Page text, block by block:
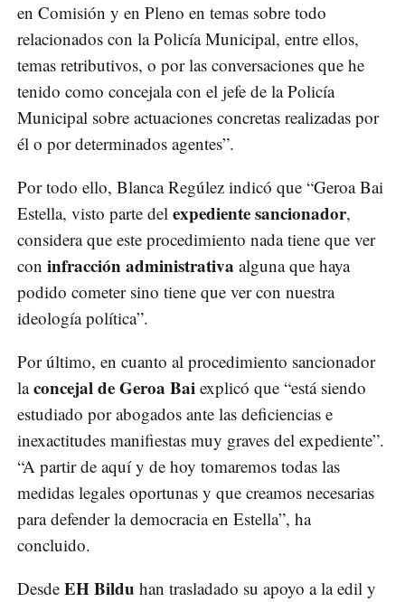
en Comisión y en Pleno en temas sobre todo
relacionados con la Policía Municipal, entre ellos,
temas retributivos, o por las conversaciones que he
tenido como concejala con el jefe de la Policía
Municipal sobre actuaciones concretas realizadas por
él o por determinados agentes”.
Por todo ello, Blanca Regúlez indicó que “Geroa Bai
Estella, visto parte del expediente sancionador,
considera que este procedimiento nada tiene que ver
con infracción administrativa alguna que haya
podido cometer sino tiene que ver con nuestra
ideología política”.
Por último, en cuanto al procedimiento sancionador
laconcejal de Geroa Bai explicó que “está siendo
estudiado por abogados ante las deficiencias e
inexactitudes manifiestas muy graves del expediente”.
“A partir de aquí y de hoy tomaremos todas las
medidas legales oportunas y que creamos necesarias
para defender la democracia en Estella”, ha
concluido.
Desde EH Bildu han trasladado su apoyo a la edil y